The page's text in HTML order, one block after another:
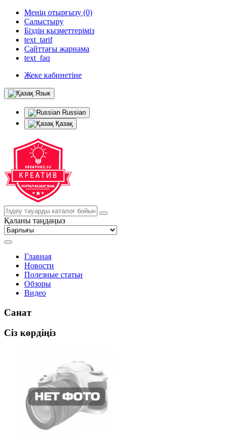
Менің отырғызу (0)
Салыстыру
Біздің қызметтеріміз
text_tarif
Сайттағы жарнама
text_faq
Жеке кабинетіне
Язык
Russian
Қазақ
Қаланы таңдаңыз
Главная
Новости
Полезные статьи
Обзоры
Видео
Санат
Сіз көрдіңіз